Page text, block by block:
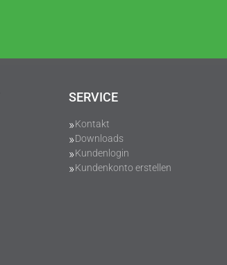
SERVICE
Kontakt
Downloads
Kundenlogin
Kundenkonto erstellen